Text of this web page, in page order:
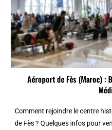
Aéroport de Fès (Maroc) :
Comment rejoindre le centre
de Fès ? Quelques infos pour